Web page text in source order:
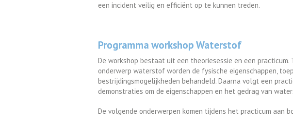
een incident veilig en efficiënt op te kunnen treden.
Programma workshop Waterstof
De workshop bestaat uit een theoriesessie en een
onderwerp waterstof worden de fysische eigenschappen,
bestrijdingsmogelijkheden behandeld. Daarna volgt een
demonstraties om de eigenschappen en het gedrag van
De volgende onderwerpen komen tijdens het practicum aan